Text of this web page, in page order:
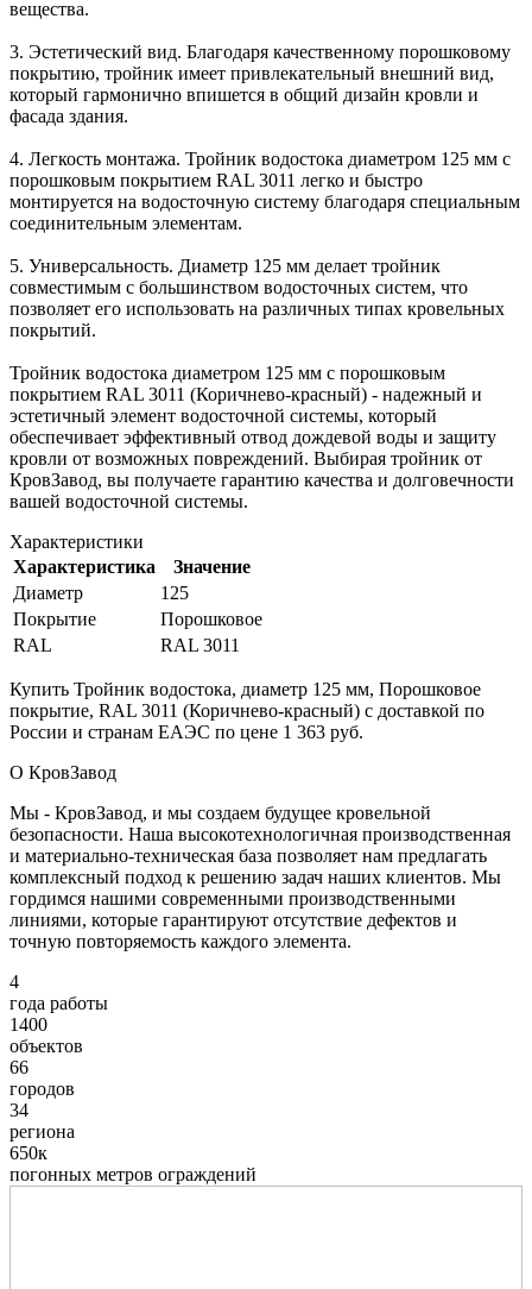
вещества.
3. Эстетический вид. Благодаря качественному порошковому
покрытию, тройник имеет привлекательный внешний вид,
который гармонично впишется в общий дизайн кровли и
фасада здания.
4. Легкость монтажа. Тройник водостока диаметром 125 мм с
порошковым покрытием RAL 3011 легко и быстро
монтируется на водосточную систему благодаря специальным
соединительным элементам.
5. Универсальность. Диаметр 125 мм делает тройник
совместимым с большинством водосточных систем, что
позволяет его использовать на различных типах кровельных
покрытий.
Тройник водостока диаметром 125 мм с порошковым
покрытием RAL 3011 (Коричнево-красный) - надежный и
эстетичный элемент водосточной системы, который
обеспечивает эффективный отвод дождевой воды и защиту
кровли от возможных повреждений. Выбирая тройник от
КровЗавод, вы получаете гарантию качества и долговечности
вашей водосточной системы.
Характеристики
Характеристика
Значение
Диаметр
125
Покрытие
Порошковое
RAL
RAL 3011
Купить Тройник водостока, диаметр 125 мм, Порошковое
покрытие, RAL 3011 (Коричнево-красный) с доставкой по
России и странам ЕАЭС по цене 1 363 руб.
О КровЗавод
Мы - КровЗавод, и мы создаем будущее кровельной
безопасности. Наша высокотехнологичная производственная
и материально-техническая база позволяет нам предлагать
комплексный подход к решению задач наших клиентов. Мы
гордимся нашими современными производственными
линиями, которые гарантируют отсутствие дефектов и
точную повторяемость каждого элемента.
4
года работы
1400
объектов
66
городов
34
региона
650к
погонных метров ограждений